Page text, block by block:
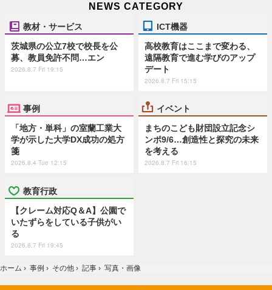
NEWS CATEGORY
教材・サービス
茨城県の公立7校で校長を公
募、教員免許不問…エン
2026.8.7 Fri 19:15
ICT機器
高校教育はここまで変わる、
遠隔教育で進む学びのアップ
デート
2026.8.7 Fri 15:15
事例
「地方・単科」の室蘭工業大
学が示した大学DX成功の処方
箋
2026.8.4 Tue 12:15
イベント
まちのこども財団設立記念シ
ンポ9/6…創造性と探究の未来
を考える
2026.8.7 Fri 16:15
教育行政
【クレーム対応Q＆A】公園で
いたずらをしている子供がい
る
2026.8.7 Fri 19:45
ホーム › 事例 › その他 › 記事 › 写真・画像